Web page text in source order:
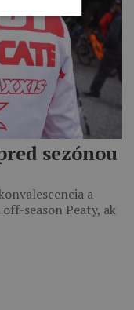
sezónou
a
season Peaty, ak